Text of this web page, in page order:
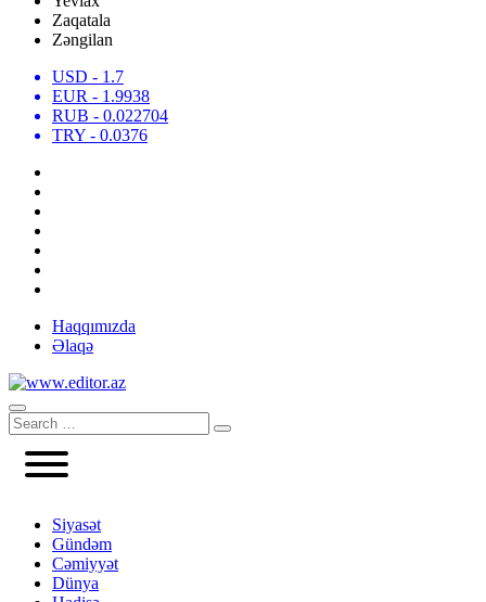
Zaqatala
Zəngilan
USD - 1.7
EUR - 1.9938
RUB - 0.022704
TRY - 0.0376
Haqqımızda
Əlaqə
Siyasət
Gündəm
Cəmiyyət
Dünya